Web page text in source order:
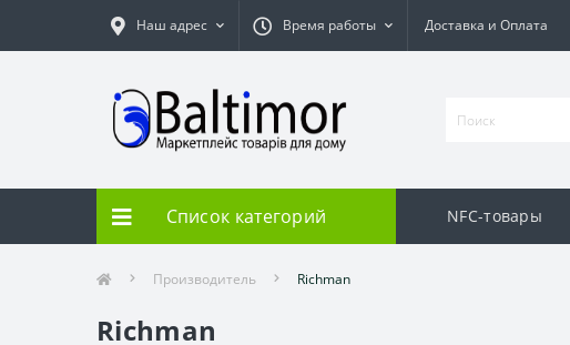
Наш адрес Время работы Доставка и Оплата
Список категорий NFC-товары
Производитель Richman
Richman